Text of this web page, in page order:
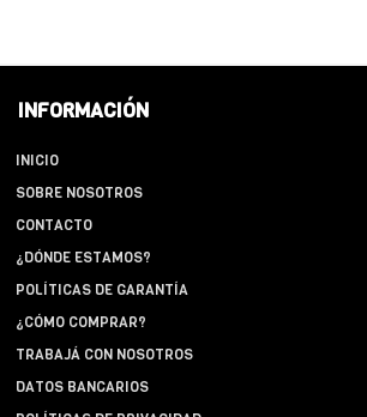
INFORMACIÓN
INICIO
SOBRE NOSOTROS
CONTACTO
¿DÓNDE ESTAMOS?
POLÍTICAS DE GARANTÍA
¿CÓMO COMPRAR?
TRABAJÁ CON NOSOTROS
DATOS BANCARIOS